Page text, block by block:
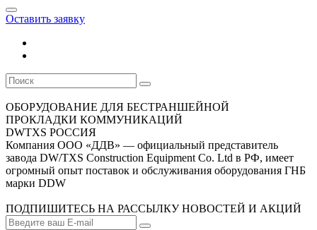
Оставить заявку
ОБОРУДОВАНИЕ ДЛЯ БЕСТРАНШЕЙНОЙ
ПРОКЛАДКИ КОММУНИКАЦИЙ
DWTXS РОССИЯ
Компания ООО «ДДВ» — официальный представитель
завода DW/TXS Construction Equipment Co. Ltd в РФ, имеет
огромный опыт поставок и обслуживания оборудования ГНБ
марки DDW
ПОДПИШИТЕСЬ НА РАССЫЛКУ НОВОСТЕЙ И АКЦИЙ